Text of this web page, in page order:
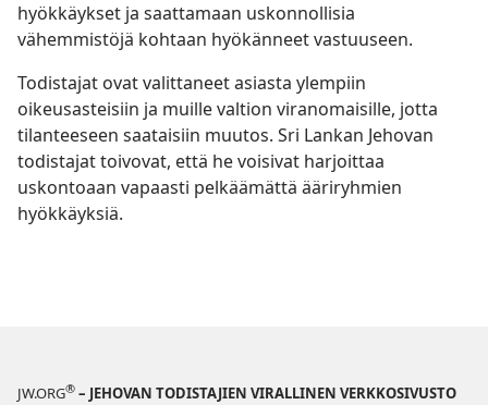
hyökkäykset ja saattamaan uskonnollisia
vähemmistöjä kohtaan hyökänneet vastuuseen.
Todistajat ovat valittaneet asiasta ylempiin
oikeusasteisiin ja muille valtion viranomaisille, jotta
tilanteeseen saataisiin muutos. Sri Lankan Jehovan
todistajat toivovat, että he voisivat harjoittaa
uskontoaan vapaasti pelkäämättä ääriryhmien
hyökkäyksiä.
JW.ORG® – JEHOVAN TODISTAJIEN VIRALLINEN VERKKOSIVUSTO